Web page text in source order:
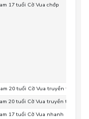
17 tuổi Cờ Vua chớp
20 tuổi Cờ Vua truyền thống
20 tuổi Cờ Vua truyền thống
17 tuổi Cờ Vua nhanh